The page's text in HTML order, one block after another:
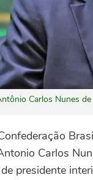
Carlos Nunes
Carlos
presidente